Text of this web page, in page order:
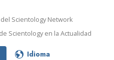
Scientology Network
Scientology en la Actualidad
Idioma